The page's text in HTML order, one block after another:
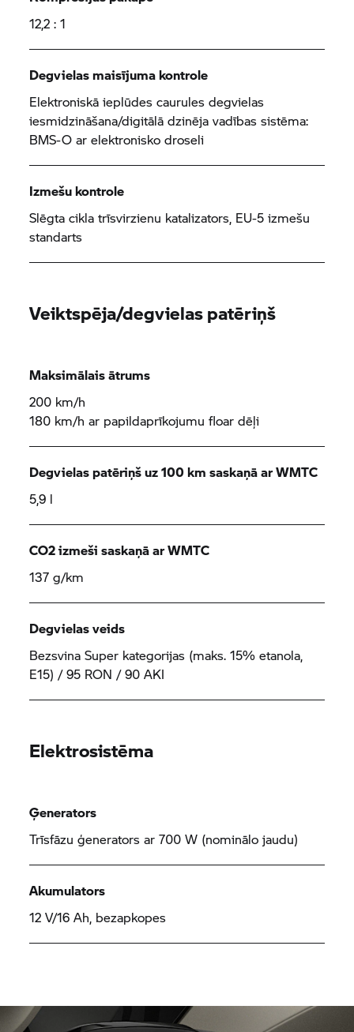
12,2 : 1
Degvielas maisījuma kontrole
Elektroniskā ieplūdes caurules degvielas
iesmidzināšana/digitālā dzinēja vadības sistēma:
BMS-O ar elektronisko droseli
Izmešu kontrole
Slēgta cikla trīsvirzienu katalizators, EU-5 izmešu
standarts
Veiktspēja/degvielas patēriņš
Maksimālais ātrums
200 km/h
180 km/h ar papildaprīkojumu floar dēļi
Degvielas patēriņš uz 100 km saskaņā ar WMTC
5,9 l
CO2 izmeši saskaņā ar WMTC
137 g/km
Degvielas veids
Bezsvina Super kategorijas (maks. 15% etanola,
E15) / 95 RON / 90 AKI
Elektrosistēma
Ģenerators
Trīsfāzu ģenerators ar 700 W (nominālo jaudu)
Akumulators
12 V/16 Ah, bezapkopes